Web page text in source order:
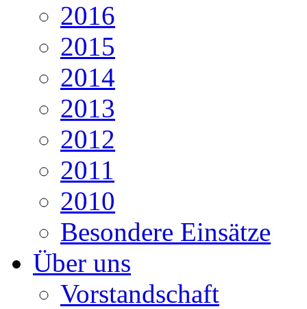
2016
2015
2014
2013
2012
2011
2010
Besondere Einsätze
Über uns
Vorstandschaft